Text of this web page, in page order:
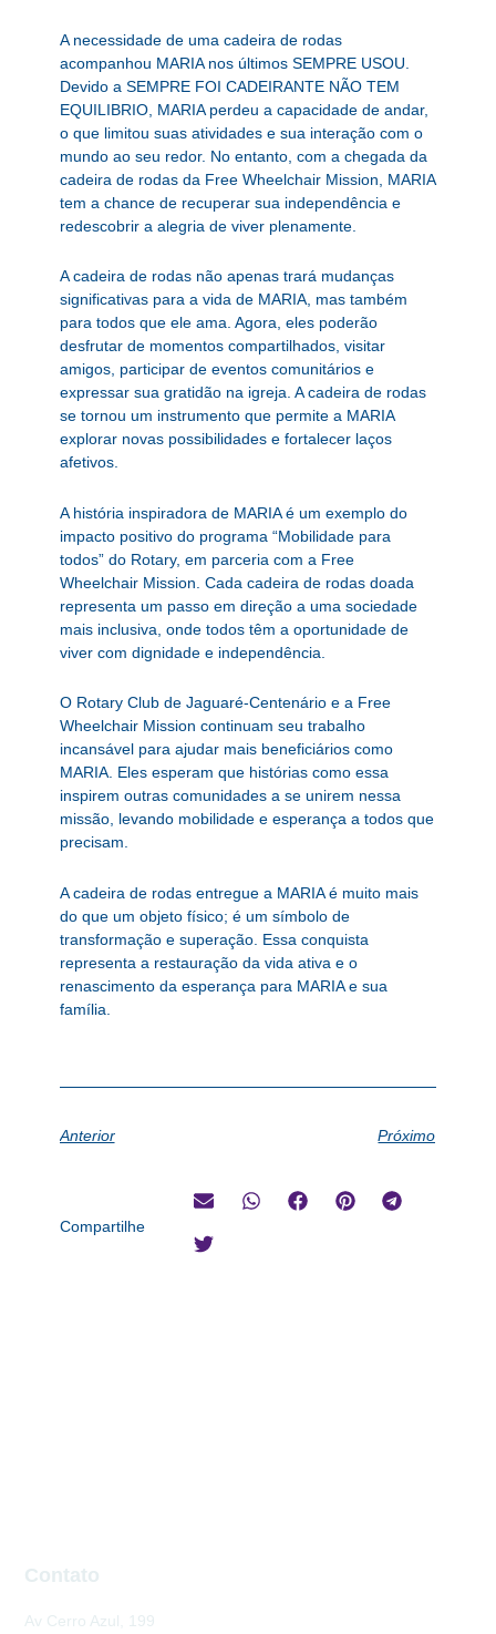
A necessidade de uma cadeira de rodas
acompanhou MARIA nos últimos SEMPRE USOU.
Devido a SEMPRE FOI CADEIRANTE NÃO TEM
EQUILIBRIO, MARIA perdeu a capacidade de andar,
o que limitou suas atividades e sua interação com o
mundo ao seu redor. No entanto, com a chegada da
cadeira de rodas da Free Wheelchair Mission, MARIA
tem a chance de recuperar sua independência e
redescobrir a alegria de viver plenamente.
A cadeira de rodas não apenas trará mudanças
significativas para a vida de MARIA, mas também
para todos que ele ama. Agora, eles poderão
desfrutar de momentos compartilhados, visitar
amigos, participar de eventos comunitários e
expressar sua gratidão na igreja. A cadeira de rodas
se tornou um instrumento que permite a MARIA
explorar novas possibilidades e fortalecer laços
afetivos.
A história inspiradora de MARIA é um exemplo do
impacto positivo do programa “Mobilidade para
todos” do Rotary, em parceria com a Free
Wheelchair Mission. Cada cadeira de rodas doada
representa um passo em direção a uma sociedade
mais inclusiva, onde todos têm a oportunidade de
viver com dignidade e independência.
O Rotary Club de Jaguaré-Centenário e a Free
Wheelchair Mission continuam seu trabalho
incansável para ajudar mais beneficiários como
MARIA. Eles esperam que histórias como essa
inspirem outras comunidades a se unirem nessa
missão, levando mobilidade e esperança a todos que
precisam.
A cadeira de rodas entregue a MARIA é muito mais
do que um objeto físico; é um símbolo de
transformação e superação. Essa conquista
representa a restauração da vida ativa e o
renascimento da esperança para MARIA e sua
família.
Anterior Próximo
Compartilhe
Contato
Av Cerro Azul, 199